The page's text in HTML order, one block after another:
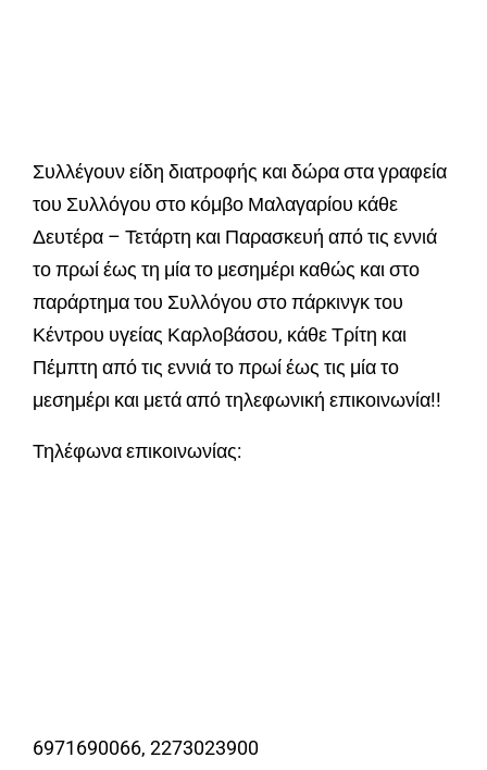
Συλλέγουν είδη διατροφής και δώρα στα γραφεία
του Συλλόγου στο κόμβο Μαλαγαρίου κάθε
Δευτέρα – Τετάρτη και Παρασκευή από τις εννιά
το πρωί έως τη μία το μεσημέρι καθώς και στο
παράρτημα του Συλλόγου στο πάρκινγκ του
Κέντρου υγείας Καρλοβάσου, κάθε Τρίτη και
Πέμπτη από τις εννιά το πρωί έως τις μία το
μεσημέρι και μετά από τηλεφωνική επικοινωνία!!
Τηλέφωνα επικοινωνίας:
6971690066, 2273023900